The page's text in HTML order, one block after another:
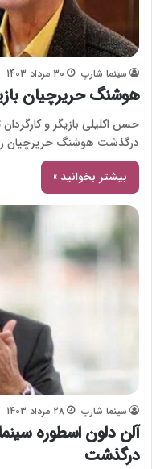
سینما شارپ 30 مرداد 1403
هوشنگ‌ حریرچیان
حسن اکلیلی بازیگر و
درگذشت هوشنگ حریرچیان
بیشتر بخوانید »
سینما شارپ 28 مرداد 1403
درگذشت